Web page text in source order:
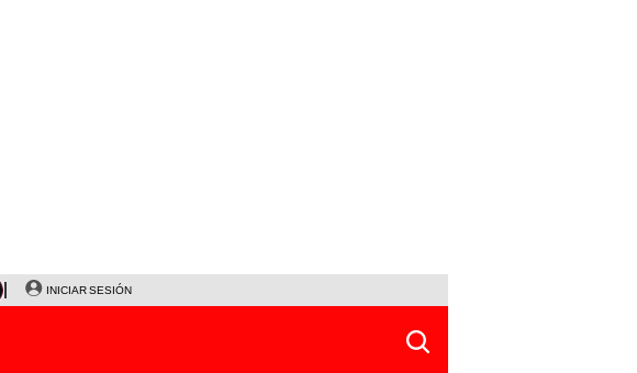
INICIAR SESIÓN